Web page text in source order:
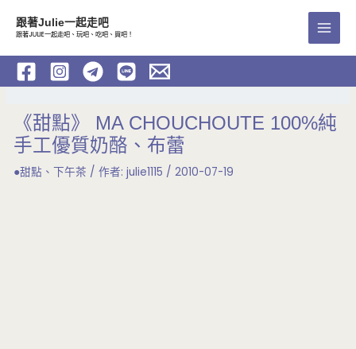
內
跟著Julie一起走吧
跟著JULIE一起走吧、玩吧、吃吧、買吧！
Main
《甜點》 MA CHOUCHOUTE 100%純
手工優質奶酪、布蕾
●甜點、下午茶 / 作者:julie1115 /2010-07-19